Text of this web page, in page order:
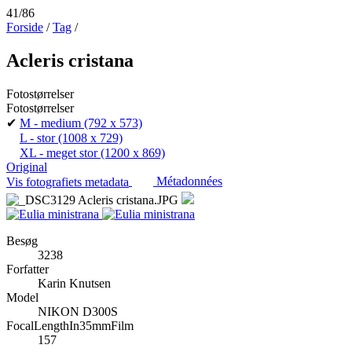
41/86
Forside /Tag /
Acleris cristana
Fotostørrelser
Fotostørrelser
✔ M - medium (792 x 573)
L - stor(1008 x 729)
XL - meget stor(1200 x 869)
Original
Vis fotografiets metadata
Métadonnées
Besøg
3238
Forfatter
Karin Knutsen
Model
NIKON D300S
FocalLengthIn35mmFilm
157